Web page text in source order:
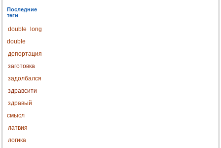
Последние
теги
double
long
double
депортация
заготовка
задолбался
здравсити
здравый
смысл
латвия
логика